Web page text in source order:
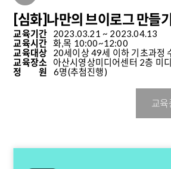
[심화]나만의 브이로그 만들기
교육기간 2023.03.21 ~ 2023.04.13
교육시간 화,목 10:00~12:00
교육대상 20세이상 49세 이하 기초과정
교육장소 아산시영상미디어센터 2층 미
정 원
6명(추첨진행)
교육